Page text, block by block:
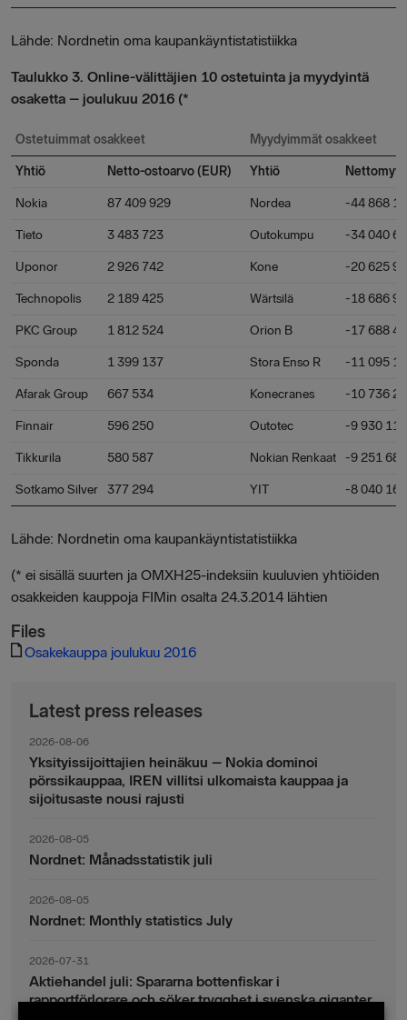
Lähde: Nordnetin oma kaupankäyntistatistiikka
Taulukko 3. Online-välittäjien 10 ostetuinta ja myydyintä
osaketta – joulukuu 2016 (*
Ostetuimmat osakkeet Myydyimmät osakkeet
Yhtiö Netto-ostoarvo (EUR) Yhtiö
Nokia 87 409 929 Nordea -44 868
Tieto 3 483 723 Outokumpu -34 040
Uponor 2 926 742 Kone -20 625
Technopolis 2 189 425 Wärtsilä -18 686
PKC Group 1 812 524 Orion B -17 688
Sponda 1 399 137 Stora Enso R -11 095
Afarak Group 667 534 Konecranes -10 736
Finnair 596 250 Outotec -9 930 112
Tikkurila 580 587 Nokian Renkaat -9 251 687
Sotkamo Silver 377 294 YIT -8 040 169
Lähde: Nordnetin oma kaupankäyntistatistiikka
(* ei sisällä suurten ja OMXH25-indeksiin kuuluvien yhtiöiden
osakkeiden kauppoja FIMin osalta 24.3.2014 lähtien
Files
Osakekauppa joulukuu 2016
Latest press releases
2026-08-06
Yksityissijoittajien heinäkuu – Nokia dominoi
pörssikauppaa, IREN villitsi ulkomaista kauppaa ja
sijoitusaste nousi rajusti
2026-08-05
Nordnet: Månadsstatistik juli
2026-08-05
Nordnet: Monthly statistics July
2026-07-31
Aktiehandel juli: Spararna bottenfiskar i
rapportförlorare och söker trygghet i svenska giganter